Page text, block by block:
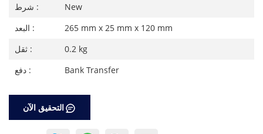
شرط :
New
البعد :
265 mm x 25 mm x 120 mm
ثقل :
0.2 kg
دفع :
Bank Transfer
التحقيق الآن